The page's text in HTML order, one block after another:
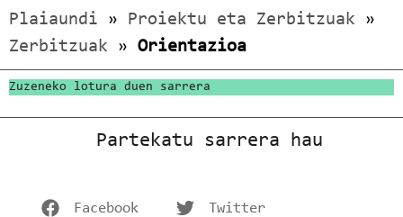
Plaiaundi » Proiektu eta Zerbitzuak »
Zerbitzuak » Orientazioa
Zuzeneko lotura duen sarrera
Partekatu sarrera hau
Facebook
Twitter